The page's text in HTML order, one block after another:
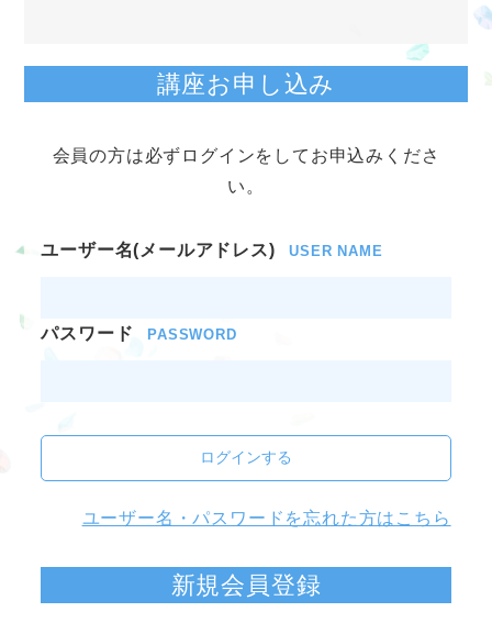
講座お申し込み
会員の方は必ずログインをしてお申込みくださ
い。
ユーザー名(メールアドレス) USER NAME
パスワード PASSWORD
ログインする
ユーザー名・パスワードを忘れた方はこちら
新規会員登録